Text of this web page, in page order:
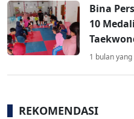
Bina
10
1 bulan
REKOMENDASI